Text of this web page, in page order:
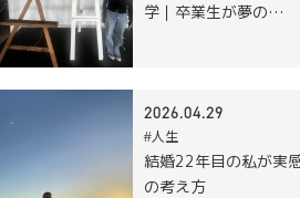
学｜卒業生が夢の…
2026.04.29
#人生
結婚22年目の私が実
の考え方